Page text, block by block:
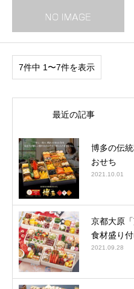
7件中 1〜7件を表示
最近の記事
博多の伝
おせち
2021.10.01
京都大原
食材盛り付
2021.09.28